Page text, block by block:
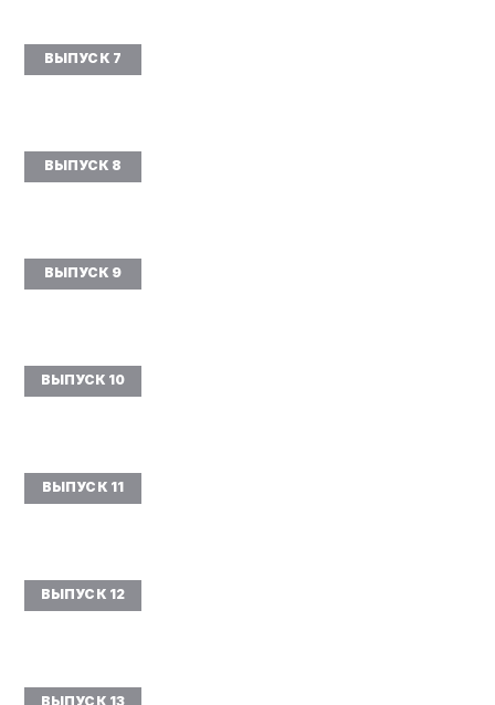
ВЫПУСК 7
ВЫПУСК 8
ВЫПУСК 9
ВЫПУСК 10
ВЫПУСК 11
ВЫПУСК 12
ВЫПУСК 13